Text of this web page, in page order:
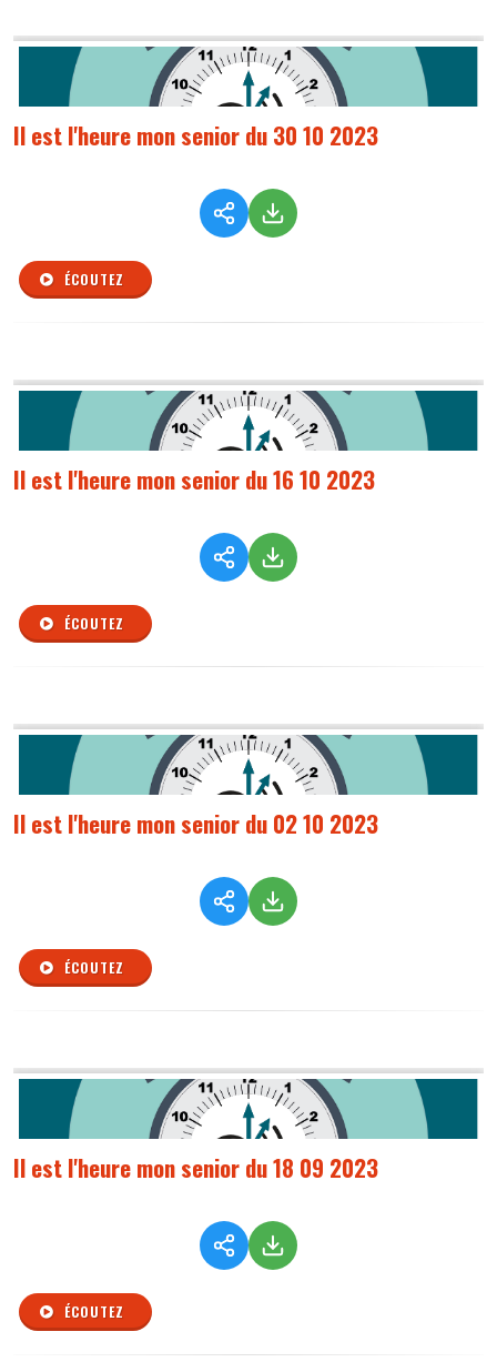
Il est l'heure mon senior du 30 10 2023
ÉCOUTEZ
Il est l'heure mon senior du 16 10 2023
ÉCOUTEZ
Il est l'heure mon senior du 02 10 2023
ÉCOUTEZ
Il est l'heure mon senior du 18 09 2023
ÉCOUTEZ